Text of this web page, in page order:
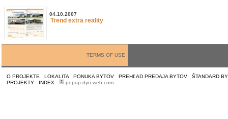
04.10.2007
Trend extra reality
TERMS OF USE
O PROJEKTE LOKALITA PONUKA BYTOV PREHĽAD PREDAJA BYTOV
ŠTANDARD
PROJEKTY
INDEX popup dyn-web.com